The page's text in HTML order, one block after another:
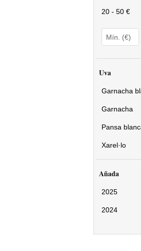
20 - 50 €
Uva
Garnacha
Garnacha
Pansa
Xarel·lo
Añada
2025
2024